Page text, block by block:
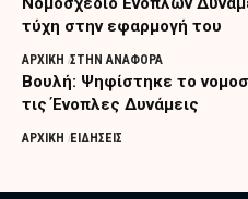
τύχη στην εφαρμογή του
ΑΡΧΙΚΗ ΣΤΗΝ ΑΝΑΦΟΡΑ
Βουλή: Ψηφίστηκε το
τις Ένοπλες Δυνάμεις
ΑΡΧΙΚΗ ΕΙΔΗΣΕΙΣ